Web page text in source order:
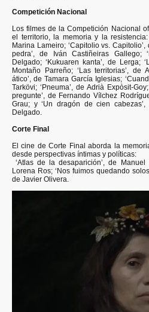
Competición Nacional
Los filmes de la Competición Nacional
el territorio, la memoria y la
Marina Lameiro; ‘Capitolio vs.
pedra’, de Iván Castiñeiras Gallego;
Delgado; ‘Kukuaren kanta’, de Lerga;
Montaño Parreño; ‘Las territorias’, de
ático’, de Tamara García Iglesias;
Tarkövi; ‘Pneuma’, de Adrià Expòsit-
pregunte’, de Fernando Vílchez
Grau; y ‘Un dragón de cien
Delgado.
Corte Final
El cine de Corte Final aborda la
desde perspectivas íntimas y políticas:
‘Atlas de la desaparición’, de Manuel
Lorena Ros; ‘Nos fuimos quedando
de Javier Olivera.